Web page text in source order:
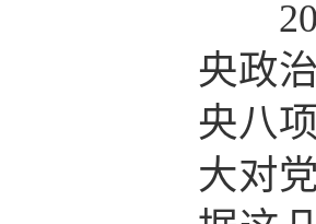
央政
央八
大对